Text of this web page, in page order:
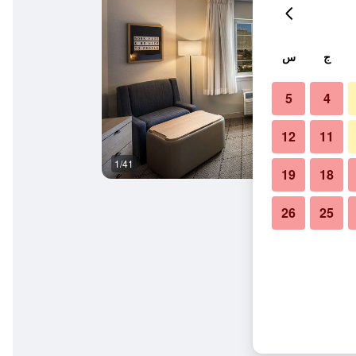
1/41
سيتي
ج س
4
5
11
12
18
19
25
26